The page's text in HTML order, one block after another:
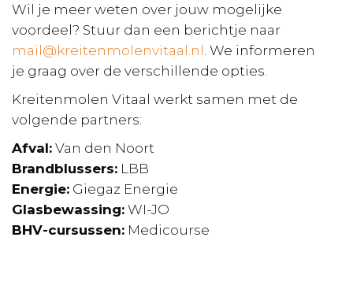
Wil je meer weten over jouw mogelijke
voordeel? Stuur dan een berichtje naar
mail@kreitenmolenvitaal.nl . We informeren
je graag over de verschillende opties.
Kreitenmolen Vitaal werkt samen met de
volgende partners:
Afval: Van den Noort
Brandblussers: LBB
Energie: Giegaz Energie
Glasbewassing: WI-JO
BHV-cursussen: Medicourse